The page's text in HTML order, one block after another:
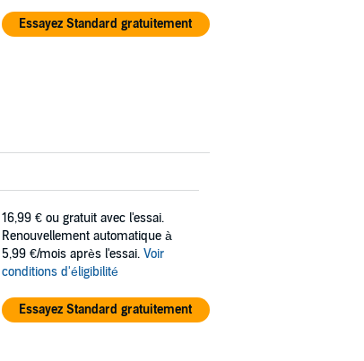
Essayez Standard gratuitement
16,99 € ou gratuit avec l'essai.
Renouvellement automatique à
5,99 €/mois après l'essai. Voir
conditions d'éligibilité
Essayez Standard gratuitement